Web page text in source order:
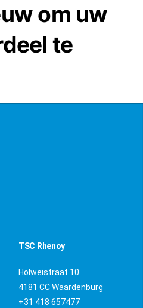
om uw
te
TSC Rhenoy
Holweistraat 10
4181 CC Waardenburg
+31 418 657477